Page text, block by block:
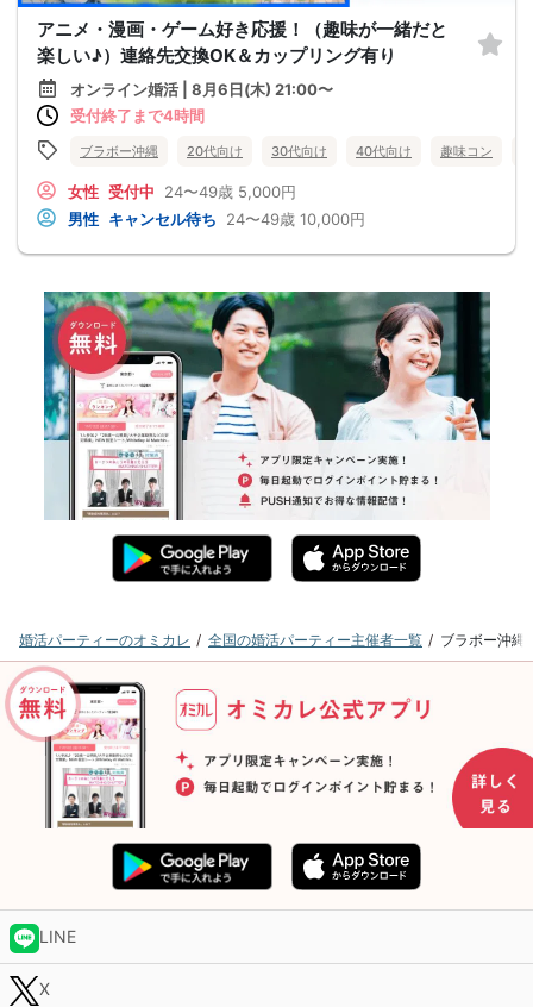
アニメ・漫画・ゲーム好き応援！（趣味が一緒だと
楽しい♪）連絡先交換OK＆カップリング有り
オンライン婚活 | 8月6日(木) 21:00〜
受付終了まで4時間
ブラボー沖縄 20代向け 30代向け 40代向け 趣味コン
女性 受付中 24〜49歳 5,000円
男性 キャンセル待ち 24〜49歳 10,000円
婚活パーティーのオミカレ 全国の婚活パーティー主催者一覧 ブラボー沖縄
LINE
X